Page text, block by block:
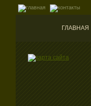
ГЛАВНАЯ